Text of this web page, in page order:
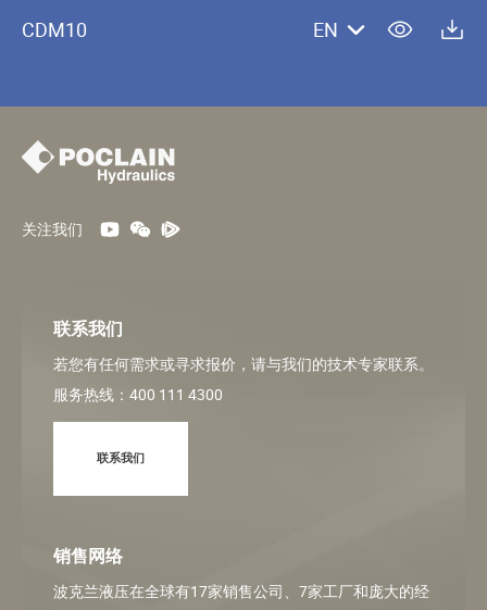
CDM10
EN
关注我们
联系我们
若您有任何需求或寻求报价，请与我们的技术专家联系。
服务热线：400 111 4300
联系我们
销售网络
波克兰液压在全球有17家销售公司、7家工厂和庞大的经